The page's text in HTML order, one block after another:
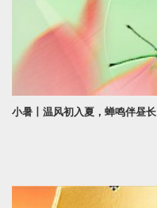
小暑丨温风初入夏，蝉鸣伴昼长